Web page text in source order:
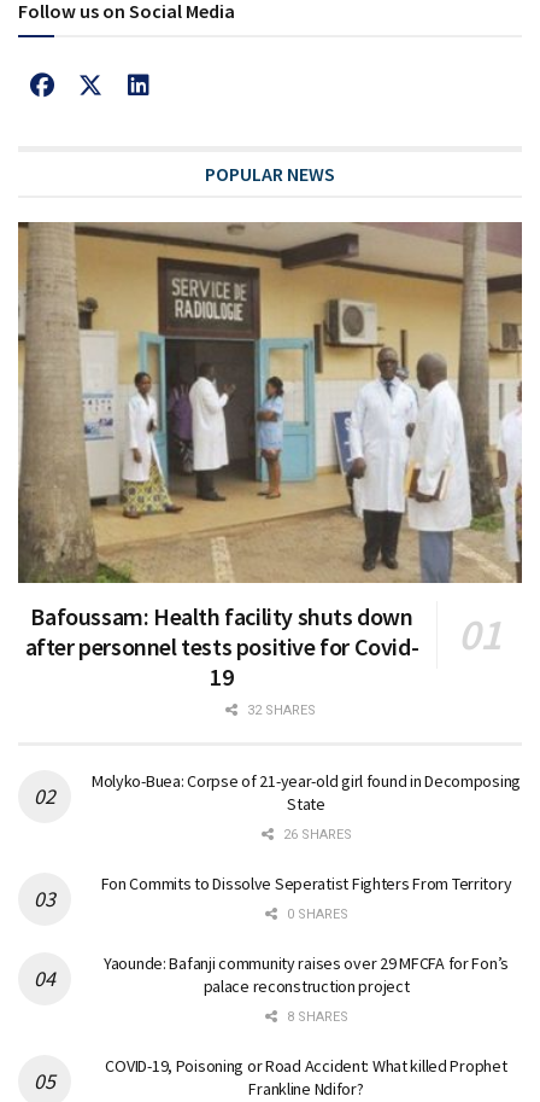
Follow us on Social Media
POPULAR NEWS
Bafoussam: Health facility shuts down
after personnel tests positive for Covid-
19
32 SHARES
Molyko-Buea: Corpse of 21-year-old girl found in Decomposing
State
26 SHARES
Fon Commits to Dissolve Seperatist Fighters From Territory
0 SHARES
Yaounde: Bafanji community raises over 29 MFCFA for Fon’s
palace reconstruction project
8 SHARES
COVID-19, Poisoning or Road Accident: What killed Prophet
Frankline Ndifor?